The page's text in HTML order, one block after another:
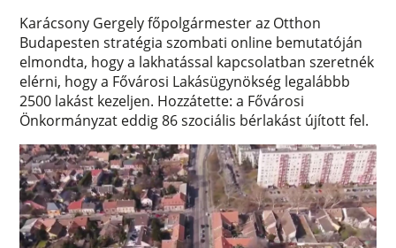
Karácsony Gergely főpolgármester az Otthon
Budapesten stratégia szombati online bemutatóján
elmondta, hogy a lakhatással kapcsolatban szeretnék
elérni, hogy a Fővárosi Lakásügynökség legalábbb
2500 lakást kezeljen. Hozzátette: a Fővárosi
Önkormányzat eddig 86 szociális bérlakást újított fel.